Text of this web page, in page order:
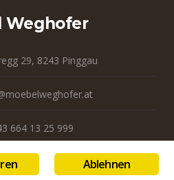
Weghofer
29, 8243 Pinggau
664 13 25 999
3339 23 121 Ablehnen